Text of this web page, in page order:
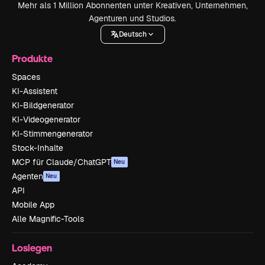
Mehr als 1 Million Abonnenten unter Kreativen, Unternehmen,
Agenturen und Studios.
Deutsch
Produkte
Spaces
KI-Assistent
KI-Bildgenerator
KI-Videogenerator
KI-Stimmengenerator
Stock-Inhalte
MCP für Claude/ChatGPT Neu
Agenten Neu
API
Mobile App
Alle Magnific-Tools
Loslegen